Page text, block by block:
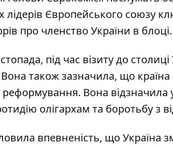
лідерів Європейського союзу
про членство України в блоці.
під час візиту до
також зазначила, що
Вона відзначила
олігархам та боротьбу з
впевненість, що Україна